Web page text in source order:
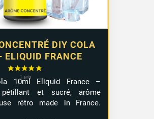
DIY COLA
ELIQUID FRANCE
10ml Eliquid France –
et sucré, arôme
rétro made in France.